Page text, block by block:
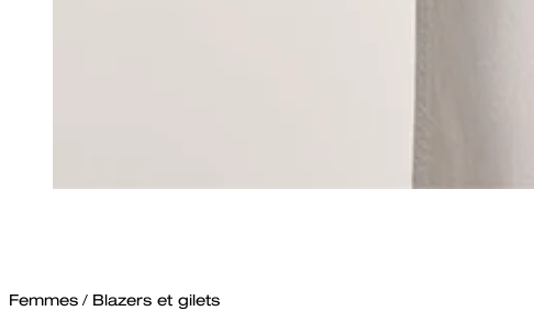
Femmes / Blazers et gilets